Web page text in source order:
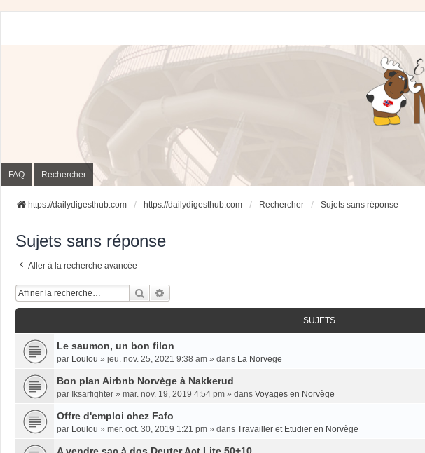
FAQ Rechercher
https://dailydigesthub.com https://dailydigesthub.com Rechercher Sujets sans réponse
Sujets sans réponse
Aller à la recherche avancée
Rechercher
SUJETS
Le saumon, un bon filon
par Loulou » jeu. nov. 25, 2021 9:38 am » dans La Norvege
Bon plan Airbnb Norvège à Nakkerud
par Iksarfighter » mar. nov. 19, 2019 4:54 pm » dans Voyages en Norvège
Offre d'emploi chez Fafo
par Loulou » mer. oct. 30, 2019 1:21 pm » dans Travailler et Etudier en Norvège